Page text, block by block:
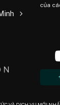
của